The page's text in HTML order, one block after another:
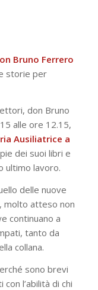
Bruno Ferrero
storie per
don Bruno
alle ore 12.15,
Ausiliatrice a
dei suoi libri e
ultimo lavoro.
delle nuove
, molto atteso non
continuano a
tanto da
collana.
sono brevi
l’abilità di chi